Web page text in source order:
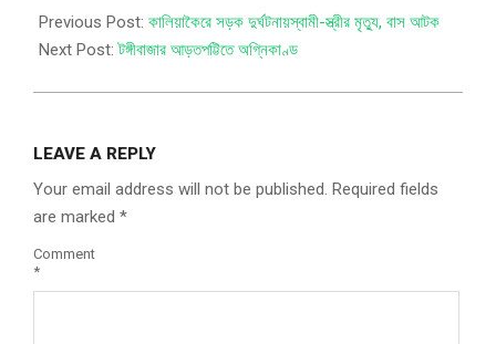
Previous Post: কালিয়াকৈরে সড়ক দুর্ঘটনায়স্বামী-স্ত্রীর মৃত্যু, বাস আটক
Next Post:টঙ্গীবাজার আড়তপট্টিতে অগ্নিকাণ্ড
LEAVE A REPLY
Your email address will not be published. Required fields
are marked *
Comment
*